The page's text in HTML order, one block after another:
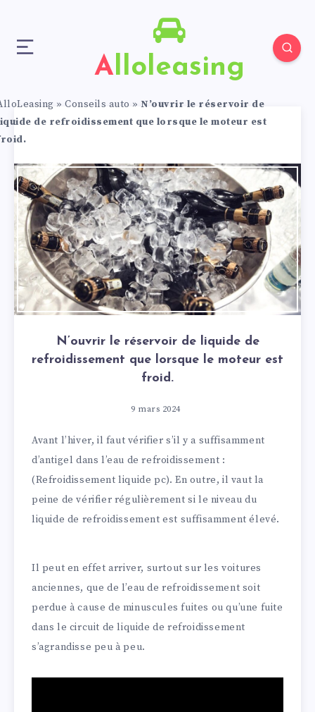
Alloleasing
» Conseils auto » N’ouvrir le réservoir de
de refroidissement que lorsque le moteur est
N’ouvrir le réservoir de liquide de
refroidissement que lorsque le moteur est
froid.
9 mars 2024
Avant l’hiver, il faut vérifier s’il y a suffisamment
d’antigel dans l’eau de refroidissement :
(Refroidissement liquide pc). En outre, il vaut la
peine de vérifier régulièrement si le niveau du
liquide de refroidissement est suffisamment élevé.
Il peut en effet arriver, surtout sur les voitures
anciennes, que de l’eau de refroidissement soit
perdue à cause de minuscules fuites ou qu’une fuite
dans le circuit de liquide de refroidissement
s’agrandisse peu à peu.